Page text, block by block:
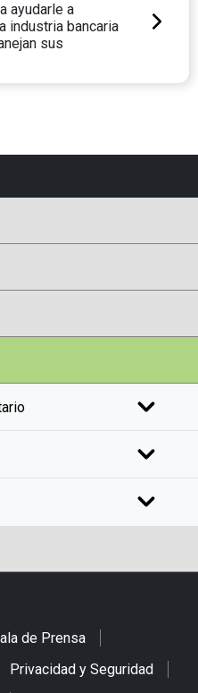
ayudarle a
industria bancaria
sus
de Prensa
Privacidad y Seguridad